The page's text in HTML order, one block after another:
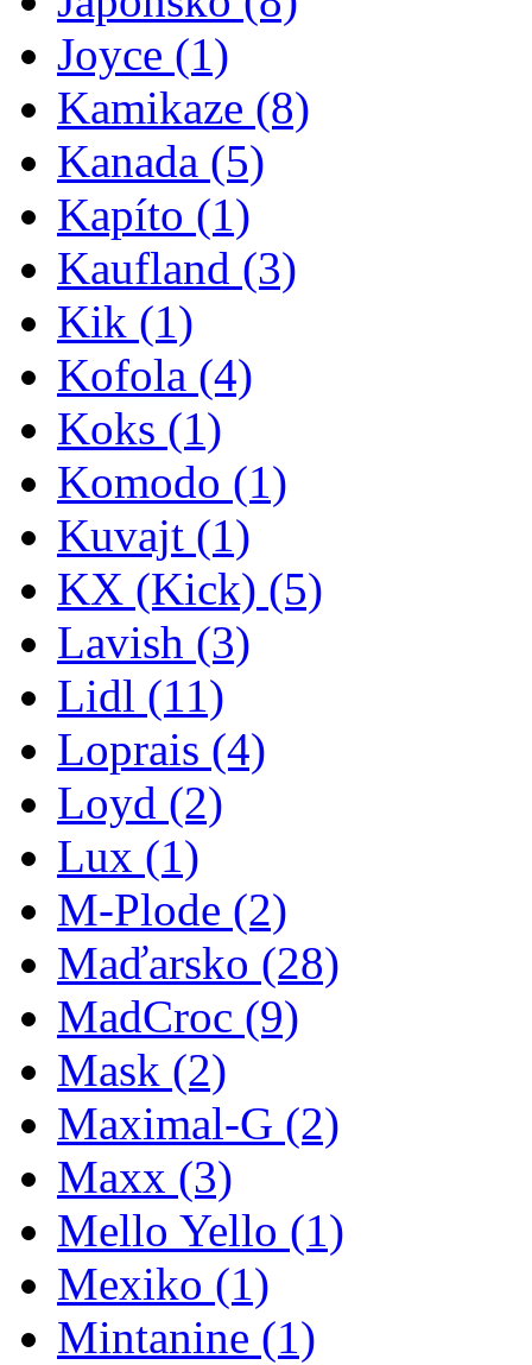
Joyce (1)
Kamikaze (8)
Kanada (5)
Kapíto (1)
Kaufland (3)
Kik (1)
Kofola (4)
Koks (1)
Komodo (1)
Kuvajt (1)
KX (Kick) (5)
Lavish (3)
Lidl (11)
Loprais (4)
Loyd (2)
Lux (1)
M-Plode (2)
Maďarsko (28)
MadCroc (9)
Mask (2)
Maximal-G (2)
Maxx (3)
Mello Yello (1)
Mexiko (1)
Mintanine (1)